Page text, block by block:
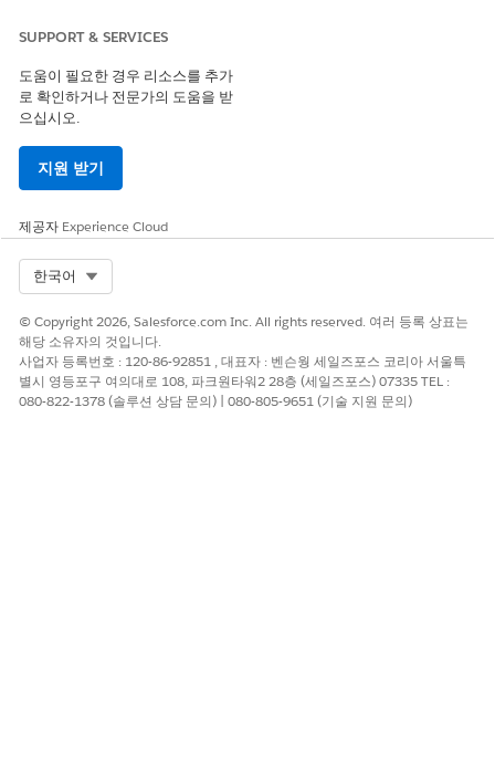
SUPPORT & SERVICES
도움이 필요한 경우 리소스를 추가
로 확인하거나 전문가의 도움을 받
으십시오.
지원 받기
제공자 Experience Cloud
한국어
© Copyright 2026, Salesforce.com Inc. All rights reserved. 여러 등록 상표는
해당 소유자의 것입니다.
사업자 등록번호 : 120-86-92851 , 대표자 : 벤슨웡 세일즈포스 코리아 서울특
별시 영등포구 여의대로 108, 파크원타워2 28층 (세일즈포스) 07335 TEL :
080-822-1378 (솔루션 상담 문의) | 080-805-9651 (기술 지원 문의)